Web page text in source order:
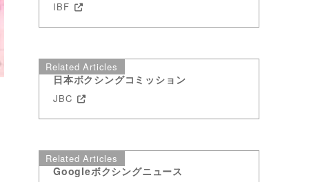
IBF
Related Articles
日本ボクシングコミッション
JBC
Related Articles
Googleボクシングニュース